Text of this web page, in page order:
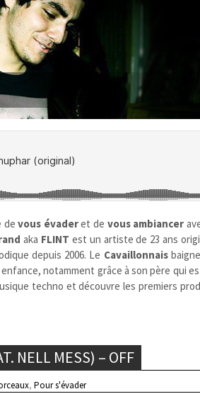
devous évaderet de vous ambiancer
aka FLINT est un artiste de 23 ans
depuis 2006. Le Cavaillonnais
notamment grâce à son père qui
techno et découvre les premiers
NELL MESS) – OFF
,Pour s'évader